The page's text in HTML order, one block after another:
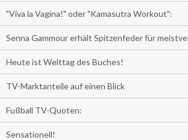
"Viva la Vagina!" oder "Kamasutra Workout":
Senna Gammour erhält Spitzenfeder für
Heute ist Welttag des Buches!
TV-Marktanteile auf einen Blick
Fußball TV-Quoten:
Sensationell!